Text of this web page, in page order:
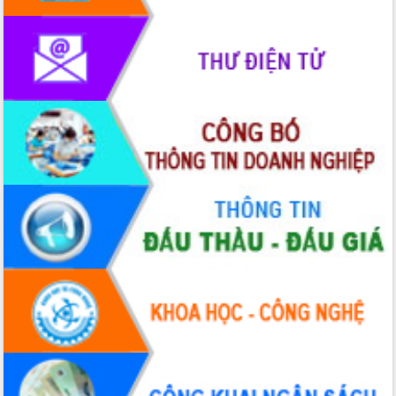
Rà soát, hoàn thiện hệ thống thiết chế
văn hóa, thể thao đáp ứng yêu cầu
phát triển mới
Thường trực HĐND tỉnh Đắk Lắk gặp
mặt Đoàn chuyên gia y tế TP. Hồ Chí
Minh
Lễ truy điệu và an táng hài cốt liệt sĩ
tại Nghĩa trang Liệt sĩ xã Sơn Hòa
Bàn giải pháp tháo gỡ khó khăn trong
xuất khẩu sầu riêng và triển khai quy
định EUDR
Thứ trưởng Bộ Nông nghiệp và Môi
trường Nguyễn Hoàng Hiệp khảo sát
vùng trồng và doanh nghiệp đóng gói
sầu riêng tại Đắk Lắk
Trình diễn nghệ thuật chế biến các
món ăn từ sầu riêng
Đắk Lắk công bố Quy hoạch và xúc
tiến đầu tư tỉnh
Ngành cá ngừ Đắk Lắk chủ động thích